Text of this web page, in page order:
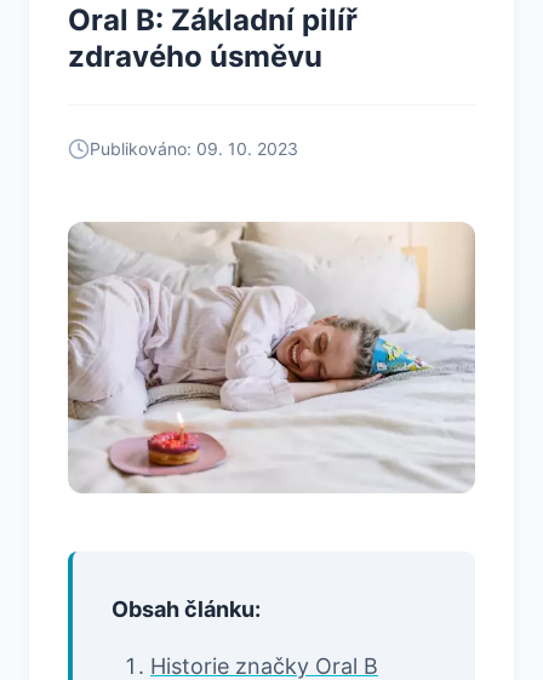
Oral B: Základní pilíř
zdravého úsměvu
Publikováno: 09. 10. 2023
Obsah článku:
Historie značky Oral B